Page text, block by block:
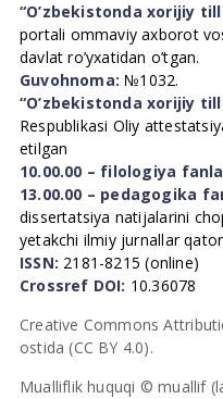
“O’zbekistonda xorijiy
portali ommaviy axborot
davlat ro’yxatidan o’tgan.
Guvohnoma: №1032.
“O’zbekistonda xorijiy
Respublikasi Oliy
etilgan
10.00.00 – filologiya
13.00.00 – pedagogika
dissertatsiya natijalarini
yetakchi ilmiy jurnallar
ISSN: 2181-8215 (online)
Crossref DOI: 10.36078
Creative Commons
ostida (CC BY 4.0).
Mualliflik huquqi © muallif